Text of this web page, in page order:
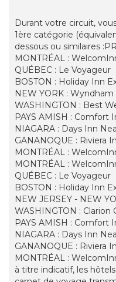
Durant votre circuit,
1ère catégorie
dessous ou similaires
MONTRÉAL :
QUÉBEC : Le Voyageur
BOSTON : Holiday Inn
NEW YORK :
WASHINGTON : Best
PAYS AMISH : Comfort
NIAGARA : Days Inn
GANANOQUE : Riviera
MONTRÉAL :
MONTRÉAL :
QUÉBEC : Le Voyageur
BOSTON : Holiday Inn
NEW JERSEY - NEW
WASHINGTON : Clarion
PAYS AMISH : Comfort
NIAGARA : Days Inn
GANANOQUE : Riviera
MONTRÉAL :
à titre indicatif, les